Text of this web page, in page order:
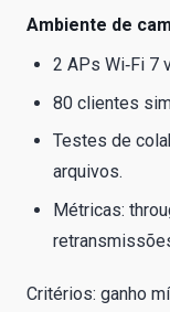
Ambiente de
2 APs Wi‑Fi 7
80 clientes
Testes de
arquivos.
Métricas:
Critérios: ganho